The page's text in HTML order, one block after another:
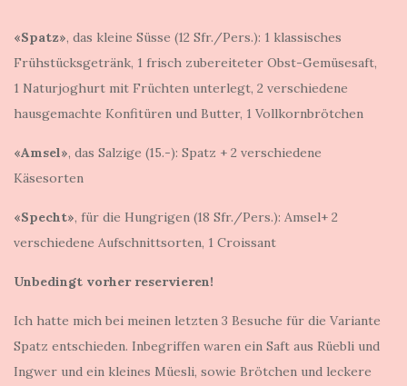
«Spatz», das kleine Süsse (12 Sfr./Pers.): 1 klassisches
Frühstücksgetränk, 1 frisch zubereiteter Obst-Gemüsesaft,
1 Naturjoghurt mit Früchten unterlegt, 2 verschiedene
hausgemachte Konfitüren und Butter, 1 Vollkornbrötchen
«Amsel», das Salzige (15.-): Spatz + 2 verschiedene
Käsesorten
«Specht», für die Hungrigen (18 Sfr./Pers.): Amsel+ 2
verschiedene Aufschnittsorten, 1 Croissant
Unbedingt vorher reservieren!
Ich hatte mich bei meinen letzten 3 Besuche für die Variante
Spatz entschieden. Inbegriffen waren ein Saft aus Rüebli und
Ingwer und ein kleines Müesli, sowie Brötchen und leckere